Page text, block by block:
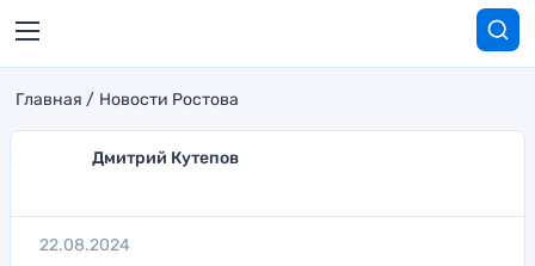
Главная Новости Ростова
Дмитрий Кутепов
22.08.2024